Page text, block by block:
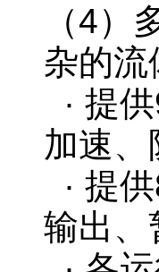
（4
杂的流
· 提
加速
· 提
输出、